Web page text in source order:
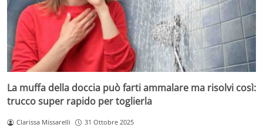
La muffa della doccia può farti ammalare ma risolvi così:
trucco super rapido per toglierla
Clarissa Missarelli 31 Ottobre 2025